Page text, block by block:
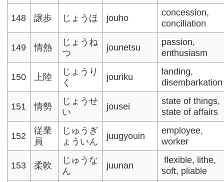
148 譲歩 じょうほ jouho
concession,
conciliation
149 情熱
じょうね
つ
jounetsu
passion,
enthusiasm
150 上陸
じょうり
く
jouriku
landing,
disembarkation
151 情勢
じょうせ
い
jousei
state of things,
state of affairs
152
従業
員
じゅうぎ
ょういん
juugyouin
employee,
worker​
153 柔軟
じゅうな
ん
juunan
flexible, lithe,
soft, pliable​